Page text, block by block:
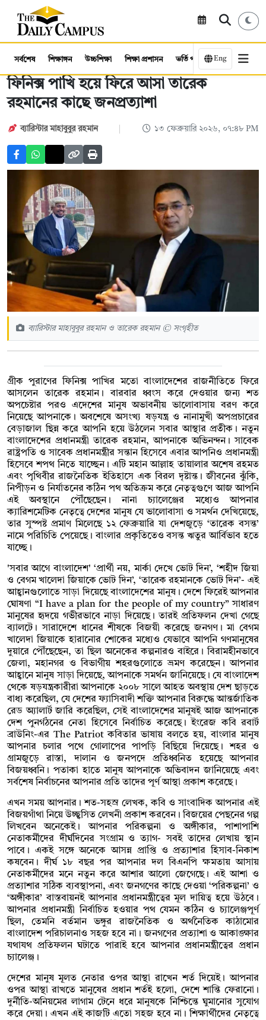
সর্বশেষ শিক্ষাঙ্গন উচ্চশিক্ষা শিক্ষা প্রশাসন ভর্তি পরীক্ষা কর্মসংস্থান
Eng
ফিনিক্স পাখি হয়ে ফিরে আসা তারেক
রহমানের কাছে জনপ্রত্যাশা
ব্যারিস্টার মাহাবুবুর রহমান ১৩ ফেব্রুয়ারি ২০২৬, ০৭:৪৮ PM
ব্যারিস্টার মাহাবুবুর রহমান ও তারেক রহমান © সংগৃহীত
গ্রীক পুরাণের ফিনিক্স পাখির মতো বাংলাদেশের রাজনীতিতে ফিরে
আসলেন তারেক রহমান। বারবার ধ্বংস করে দেওয়ার জন্য শত
অপচেষ্টার পরও এদেশের মানুষ অভাবনীয় ভালোবাসায় বরণ করে
নিয়েছে আপনাকে। অবশেষে অসংখ্য ষড়যন্ত্র ও নানামুখী অপপ্রচারের
বেড়াজাল ছিন্ন করে আপনি হয়ে উঠলেন সবার আস্থার প্রতীক। নতুন
বাংলাদেশের প্রধানমন্ত্রী তারেক রহমান, আপনাকে অভিনন্দন। সাবেক
রাষ্ট্রপতি ও সাবেক প্রধানমন্ত্রীর সন্তান হিসেবে এবার আপনিও প্রধানমন্ত্রী
হিসেবে শপথ নিতে যাচ্ছেন। এটি মহান আল্লাহ তায়ালার অশেষ রহমত
এবং পৃথিবীর রাজনৈতিক ইতিহাসে এক বিরল দৃষ্টান্ত। জীবনের ঝুঁকি,
নিপীড়ন ও নির্যাতনের কঠিন পথ অতিক্রম করে নেতৃত্বগুণে আজ আপনি
এই অবস্থানে পৌঁছেছেন। নানা চ্যালেঞ্জের মধ্যেও আপনার
ক্যারিশমেটিক নেতৃত্বে দেশের মানুষ যে ভালোবাসা ও সমর্থন দেখিয়েছে,
তার সুস্পষ্ট প্রমাণ মিলেছে ১২ ফেব্রুয়ারি যা দেশজুড়ে ‘তারেক বসন্ত’
নামে পরিচিতি পেয়েছে। বাংলার প্রকৃতিতেও বসন্ত ঋতুর আর্বিভাব হতে
যাচ্ছে।
'সবার আগে বাংলাদেশ' ‘প্রার্থী নয়, মার্কা দেখে ভোট দিন’, ‘শহীদ জিয়া
ও বেগম খালেদা জিয়াকে ভোট দিন’, ‘তারেক রহমানকে ভোট দিন’- এই
আহ্বানগুলোতে সাড়া দিয়েছে বাংলাদেশের মানুষ। দেশে ফিরেই আপনার
ঘোষণা “I have a plan for the people of my country” সাধারণ
মানুষের হৃদয়ে গভীরভাবে নাড়া দিয়েছে। তারই প্রতিফলন দেখা গেছে
ব্যালটে। সারাদেশে ধানের শীষকে বিজয়ী করেছে জনগণ। মা বেগম
খালেদা জিয়াকে হারানোর শোকের মধ্যেও যেভাবে আপনি গণমানুষের
দুয়ারে পৌঁছেছেন, তা ছিল অনেকের কল্পনারও বাইরে। বিরামহীনভাবে
জেলা, মহানগর ও বিভাগীয় শহরগুলোতে ভ্রমণ করেছেন। আপনার
আহ্বানে মানুষ সাড়া দিয়েছে, আপনাকে সমর্থন জানিয়েছে। যে বাংলাদেশ
থেকে ষড়যন্ত্রকারীরা আপনাকে ২০০৮ সালে আহত অবস্থায় দেশ ছাড়তে
বাধ্য করেছিল, যে দেশের ফ্যাসিবাদী শক্তি আপনার বিরুদ্ধে আন্তর্জাতিক
রেড অ্যালার্ট জারি করেছিল, সেই বাংলাদেশের মানুষই আজ আপনাকে
দেশ পুনর্গঠনের নেতা হিসেবে নির্বাচিত করেছে। ইংরেজ কবি রবার্ট
ব্রাউনিং-এর The Patriot কবিতার ভাষায় বলতে হয়, বাংলার মানুষ
আপনার চলার পথে গোলাপের পাপড়ি বিছিয়ে দিয়েছে। শহর ও
গ্রামজুড়ে রাস্তা, দালান ও জনপদে প্রতিধ্বনিত হয়েছে আপনার
বিজয়ধ্বনি। পতাকা হাতে মানুষ আপনাকে অভিবাদন জানিয়েছে এবং
সর্বশেষ নির্বাচনের আপনার প্রতি তাদের পূর্ণ আস্থা প্রকাশ করেছে।
এখন সময় আপনার। শত-সহস্র লেখক, কবি ও সাংবাদিক আপনার এই
বিজয়গাঁথা নিয়ে উচ্ছ্বসিত লেখনী প্রকাশ করবেন। বিজয়ের পেছনের গল্প
লিখবেন অনেকেই। আপনার পরিকল্পনা ও অঙ্গীকার, পাশাপাশি
নেতাকর্মীদের দীর্ঘদিনের সংগ্রাম ও ত্যাগ- সবই তাদের লেখায় স্থান
পাবে। একই সঙ্গে অনেকে আসন্ন প্রাপ্তি ও প্রত্যাশার হিসাব-নিকাশ
কষবেন। দীর্ঘ ১৮ বছর পর আপনার দল বিএনপি ক্ষমতায় আসায়
নেতাকর্মীদের মনে নতুন করে আশার আলো জেগেছে। এই আশা ও
প্রত্যাশার সঠিক ব্যবস্থাপনা, এবং জনগণের কাছে দেওয়া ‘পরিকল্পনা’ ও
‘অঙ্গীকার’ বাস্তবায়নই আপনার প্রধানমন্ত্রীত্বের মূল দায়িত্ব হয়ে উঠবে।
আপনার প্রধানমন্ত্রী নির্বাচিত হওয়ার পথ যেমন কঠিন ও চ্যালেঞ্জপূর্ণ
ছিল, তেমনি বর্তমান ভঙ্গুর রাজনৈতিক ও অর্থনৈতিক কাঠামোর
বাংলাদেশ পরিচালনাও সহজ হবে না। জনগণের প্রত্যাশা ও আকাঙ্ক্ষার
যথাযথ প্রতিফলন ঘটাতে পারাই হবে আপনার প্রধানমন্ত্রীত্বের প্রধান
চ্যালেঞ্জ।
দেশের মানুষ মূলত নেতার ওপর আস্থা রাখেন শর্ত দিয়েই। আপনার
ওপর আস্থা রাখতে মানুষের প্রধান শর্তই হলো, দেশে শান্তি ফেরানো।
দুর্নীতি-অনিয়মের লাগাম টেনে ধরে মানুষকে নিশ্চিন্তে ঘুমানোর সুযোগ
করে দেয়া। এখন এই কাজটি এতো সহজ হবে না। শিক্ষার্থীদের নেতৃত্বে